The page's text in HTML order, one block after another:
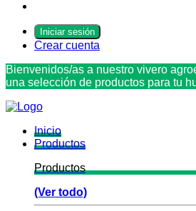
Iniciar sesión
Crear cuenta
Bienvenidos/as a nuestro vivero
una selección de productos para tu
Inicio
Productos
Productos
(Ver todo)